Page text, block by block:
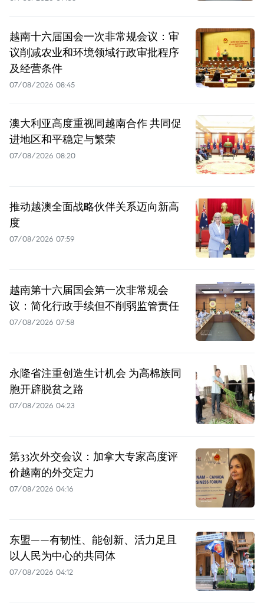
越南十六届国会一次非常规会议：审
议削减农业和环境领域行政审批程序
及经营条件
07/08/2026 08:45
澳大利亚高度重视同越南合作 共同促
进地区和平稳定与繁荣
07/08/2026 08:20
推动越澳全面战略伙伴关系迈向新高
度
07/08/2026 07:59
越南第十六届国会第一次非常规会
议：简化行政手续但不削弱监管责任
07/08/2026 07:58
永隆省注重创造生计机会 为高棉族同
胞开辟脱贫之路
07/08/2026 04:23
第33次外交会议：加拿大专家高度评
价越南的外交定力
07/08/2026 04:16
东盟——有韧性、能创新、活力足且
以人民为中心的共同体
07/08/2026 04:12